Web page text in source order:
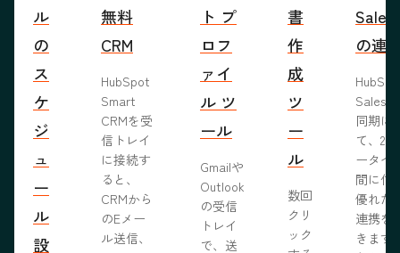
ル
の
ス
ケ
ジ
ュ
ー
ル
設
無料
CRM
HubSpot
Smart
CRMを受
信トレイ
に接続す
ると、
CRMから
のEメー
ル送信、
ト プ
ロフ
ァイ
ル ツ
ール
Gmailや
Outlook
の受信
トレイ
で、送
書
作
成
ツ
ー
ル
数回
クリ
ック
の連
同期に
て、2
ータベ
間に信
優れた
連携を
きます